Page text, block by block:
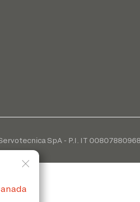
SpA - P.I. IT